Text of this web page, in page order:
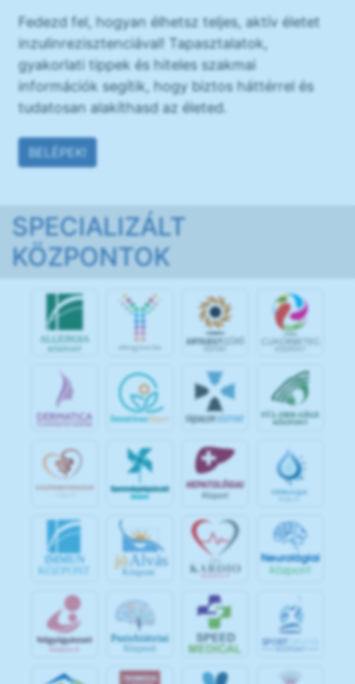
Fedezd fel, hogyan élhetsz teljes, aktív életet
inzulinrezisztenciával! Tapasztalatok,
gyakorlati tippek és hiteles szakmai
információk segítik, hogy biztos háttérrel és
tudatosan alakíthasd az életed.
BELÉPEK!
SPECIALIZÁLT
KÖZPONTOK
IMMUN
KÖZPONT
jó Alvás
Központ
SPOR